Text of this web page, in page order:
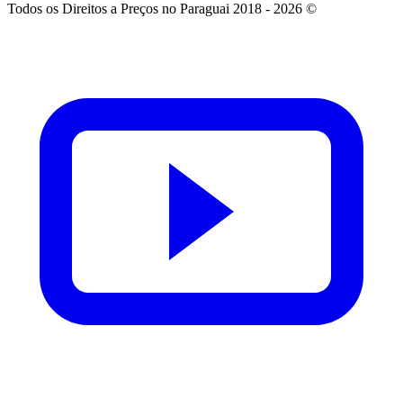
Todos os Direitos a Preços no Paraguai 2018 - 2026 ©